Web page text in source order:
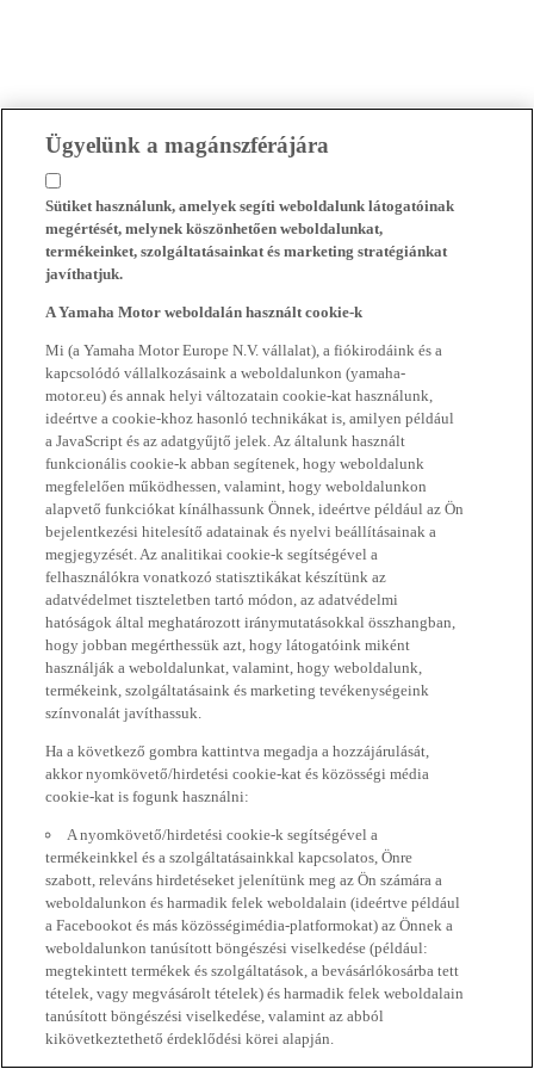
Ügyelünk a magánszférájára
Sütiket használunk, amelyek segíti weboldalunk látogatóinak
megértését, melynek köszönhetően weboldalunkat,
termékeinket, szolgáltatásainkat és marketing stratégiánkat
javíthatjuk.
A Yamaha Motor weboldalán használt cookie-k
Mi (a Yamaha Motor Europe N.V. vállalat), a fiókirodáink és a
kapcsolódó vállalkozásaink a weboldalunkon (yamaha-
motor.eu) és annak helyi változatain cookie-kat használunk,
ideértve a cookie-khoz hasonló technikákat is, amilyen például
a JavaScript és az adatgyűjtő jelek. Az általunk használt
funkcionális cookie-k abban segítenek, hogy weboldalunk
megfelelően működhessen, valamint, hogy weboldalunkon
alapvető funkciókat kínálhassunk Önnek, ideértve például az Ön
bejelentkezési hitelesítő adatainak és nyelvi beállításainak a
megjegyzését. Az analitikai cookie-k segítségével a
felhasználókra vonatkozó statisztikákat készítünk az
adatvédelmet tiszteletben tartó módon, az adatvédelmi
hatóságok által meghatározott iránymutatásokkal összhangban,
hogy jobban megérthessük azt, hogy látogatóink miként
használják a weboldalunkat, valamint, hogy weboldalunk,
termékeink, szolgáltatásaink és marketing tevékenységeink
színvonalát javíthassuk.
Ha a következő gombra kattintva megadja a hozzájárulását,
akkor nyomkövető/hirdetési cookie-kat és közösségi média
cookie-kat is fogunk használni:
A nyomkövető/hirdetési cookie-k segítségével a
termékeinkkel és a szolgáltatásainkkal kapcsolatos, Önre
szabott, releváns hirdetéseket jelenítünk meg az Ön számára a
weboldalunkon és harmadik felek weboldalain (ideértve például
a Facebookot és más közösségimédia-platformokat) az Önnek a
weboldalunkon tanúsított böngészési viselkedése (például:
megtekintett termékek és szolgáltatások, a bevásárlókosárba tett
tételek, vagy megvásárolt tételek) és harmadik felek weboldalain
tanúsított böngészési viselkedése, valamint az abból
kikövetkeztethető érdeklődési körei alapján.